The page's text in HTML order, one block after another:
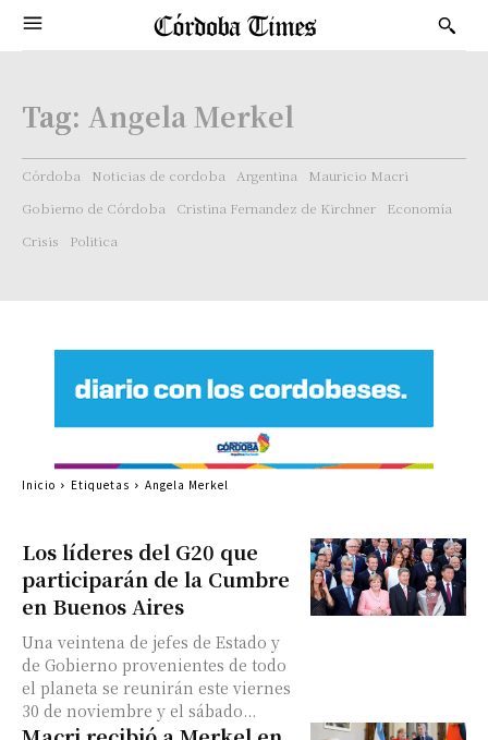
Tag: Angela Merkel
Córdoba Noticias de cordoba Argentina
Mauricio Macri
Gobierno de Córdoba
Cristina Fernandez de Kirchner
Economía
Crisis
Politica
Los líderes del G20 que
participarán de la Cumbre
en Buenos Aires
Una veintena de jefes de Estado y
de Gobierno provenientes de todo
el planeta se reunirán este viernes
30 de noviembre y el sábado...
Inicio Etiquetas Angela Merkel